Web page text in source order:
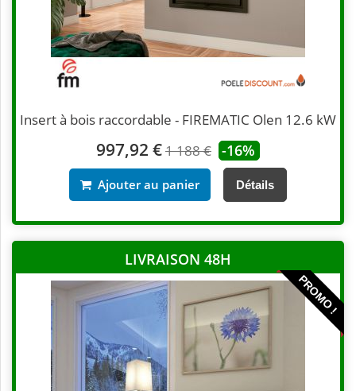
Insert à bois raccordable - FIREMATIC Olen 12.6 kW
997,92 €1 188 € -16%
Ajouter au panier Détails
LIVRAISON 48H
PROMO !